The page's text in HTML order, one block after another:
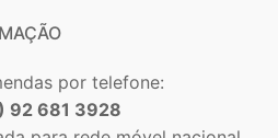
por telefone:
92 681 3928